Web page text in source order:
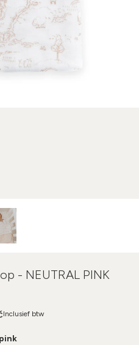
- NEUTRAL PINK
Inclusief btw